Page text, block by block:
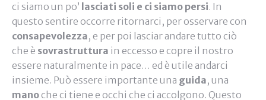
ci siamo un po’ lasciati soli e ci siamo persi. In
questo sentire occorre ritornarci, per osservare con
consapevolezza, e per poi lasciar andare tutto ciò
che è sovrastruttura in eccesso e copre il nostro
essere naturalmente in pace… ed è utile andarci
insieme. Può essere importante una guida, una
manoche ci tiene e occhi che ci accolgono. Questo